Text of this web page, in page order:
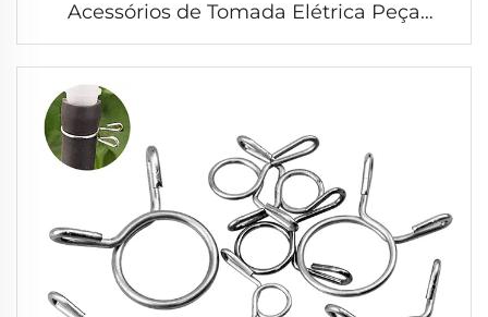
Acessórios de Tomada Elétrica Peça
Estampada